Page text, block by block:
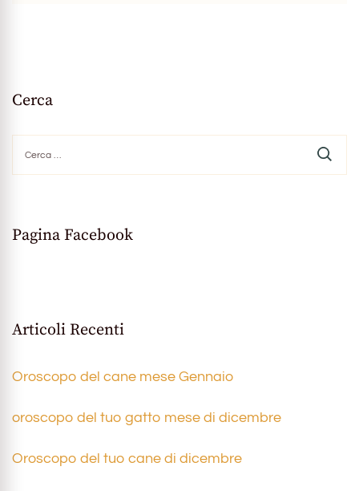
Cerca
per:
Pagina Facebook
Articoli Recenti
Oroscopo del cane mese Gennaio
oroscopo del tuo gatto mese di dicembre
Oroscopo del tuo cane di dicembre